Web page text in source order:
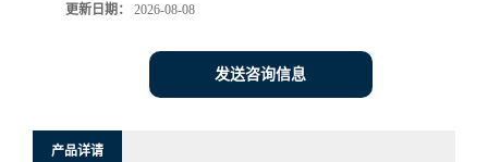
更新日期： 2026-08-08
发送咨询信息
产品详请